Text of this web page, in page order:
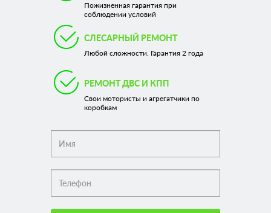
Пожизненная гарантия при
соблюдении условий
СЛЕСАРНЫЙ РЕМОНТ
Любой сложности. Гарантия 2 года
РЕМОНТ ДВС И КПП
Свои мотористы и агрегатчики по
коробкам